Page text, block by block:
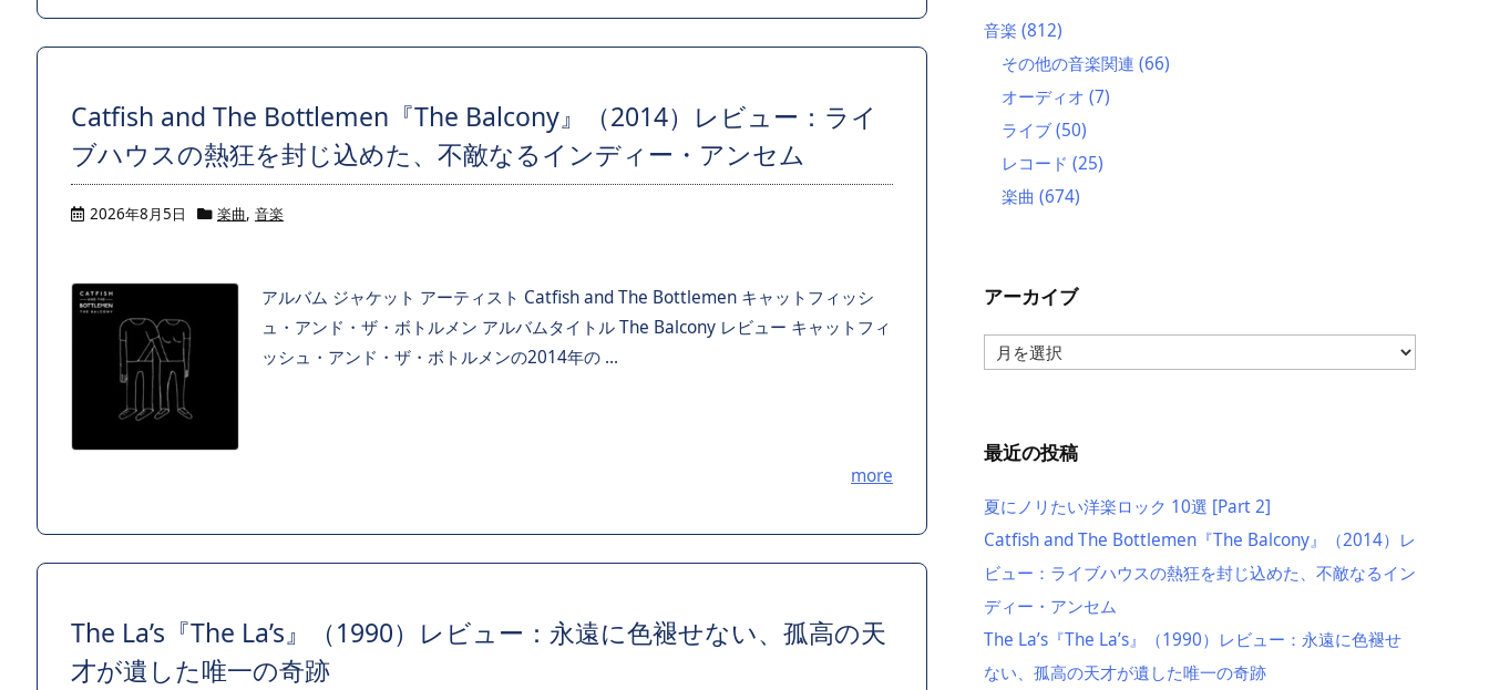
Catfish and The Bottlemen『The Balcony』（2014）レビュー：ライ
ブハウスの熱狂を封じ込めた、不敵なるインディー・アンセム
2026年8月5日 楽曲, 音楽
アルバム ジャケット アーティスト Catfish and The Bottlemen キャットフィッシ
ュ・アンド・ザ・ボトルメン アルバムタイトル The Balcony レビュー キャットフィ
ッシュ・アンド・ザ・ボトルメンの2014年の ...
more
The La’s『The La’s』（1990）レビュー：永遠に色褪せない、孤高の天
才が遺した唯一の奇跡
音楽 (812)
その他の音楽関連 (66)
オーディオ (7)
ライブ(50)
レコード (25)
楽曲 (674)
アーカイブ
ー
ブ
最近の投稿
夏にノリたい洋楽ロック 10選 [Part 2]
Catfish and The Bottlemen『The Balcony』（2014）レ
ビュー：ライブハウスの熱狂を封じ込めた、不敵なるイン
ディー・アンセム
The La’s『The La’s』（1990）レビュー：永遠に色褪せ
ない、孤高の天才が遺した唯一の奇跡